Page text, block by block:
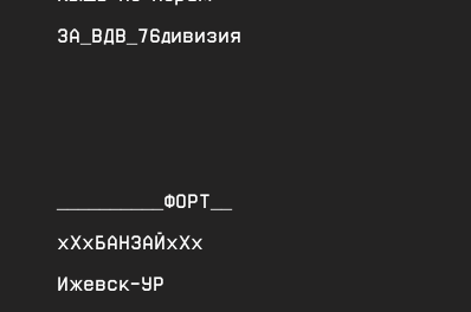
ЗА_ВДВ_76дивизия
__________ФОРТ__
хХхБАНЗАЙхХх
Ижевск-УР